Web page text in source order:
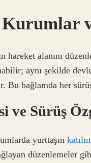
hareket alanını
aynı şekilde
Bu bağlamda her
ve Sürüş
yurttaşın
düzenlemeler